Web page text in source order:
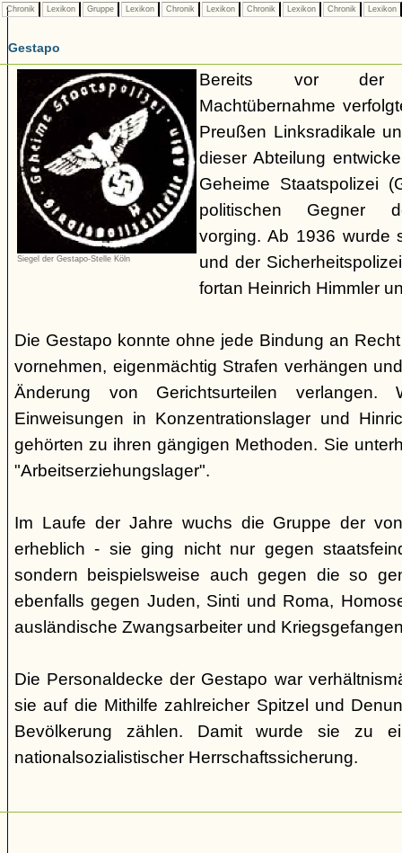
Chronik Lexikon Gruppe Lexikon Chronik Lexikon Chronik Lexikon Chronik Lexikon
Gestapo
Siegel der Gestapo-Stelle Köln
Bereits vor der
Machtübernahme
Preußen Linksradikale
dieser Abteilung
Geheime Staatspolizei
politischen Gegner
vorging. Ab 1936 wurde
und der
fortan Heinrich Himmler
Die Gestapo konnte ohne jede Bindung an
vornehmen, eigenmächtig Strafen verhängen
Änderung von Gerichtsurteilen verlangen.
Einweisungen in Konzentrationslager und
gehörten zu ihren gängigen Methoden. Sie
"Arbeitserziehungslager".
Im Laufe der Jahre wuchs die Gruppe der
erheblich - sie ging nicht nur gegen
sondern beispielsweise auch gegen die so
ebenfalls gegen Juden, Sinti und Roma,
ausländische Zwangsarbeiter und
Die Personaldecke der Gestapo war
sie auf die Mithilfe zahlreicher Spitzel und
Bevölkerung zählen. Damit wurde sie zu
nationalsozialistischer Herrschaftssicherung.